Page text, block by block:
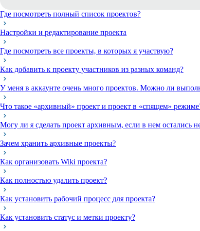
Где посмотреть полный список проектов?
Настройки и редактирование проекта
Где посмотреть все проекты, в которых я участвую?
Как добавить к проекту участников из разных команд?
У меня в аккаунте очень много проектов. Можно ли
Что такое «архивный» проект и проект в «спящем»
Могу ли я сделать проект архивным, если в нем остались
Зачем хранить архивные проекты?
Как организовать Wiki проекта?
Как полностью удалить проект?
Как установить рабочий процесс для проекта?
Как установить статус и метки проекту?